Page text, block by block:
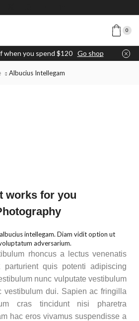
0
when you spend $120 Go shop
Albucius Intellegam
works for you
intellegam. Diam vidit option ut
adversarium.
rhoncus a lectus venenatis
parturient quis potenti adipiscing
nunc vulputate vestibulum
vestibulum dui. Sapien ac fringilla
cras tincidunt nisi pharetra
hac eros vivamus suspendisse a